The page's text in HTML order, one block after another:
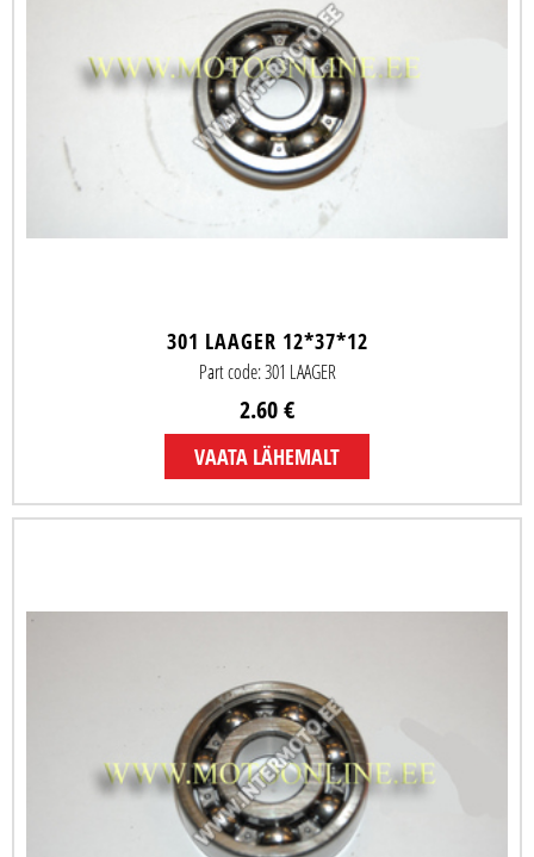
301 LAAGER 12*37*12
Part code: 301 LAAGER
2.60 €
VAATA LÄHEMALT